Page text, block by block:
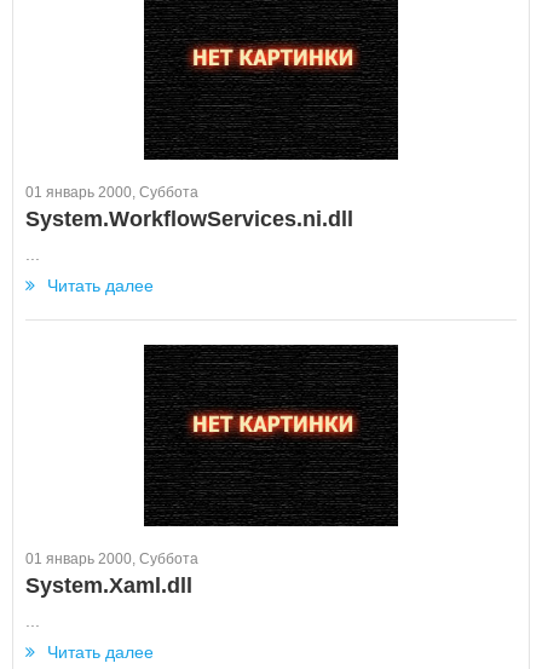
01 январь 2000, Суббота
System.WorkflowServices.ni.dll
Читать далее
01 январь 2000, Суббота
System.Xaml.dll
Читать далее